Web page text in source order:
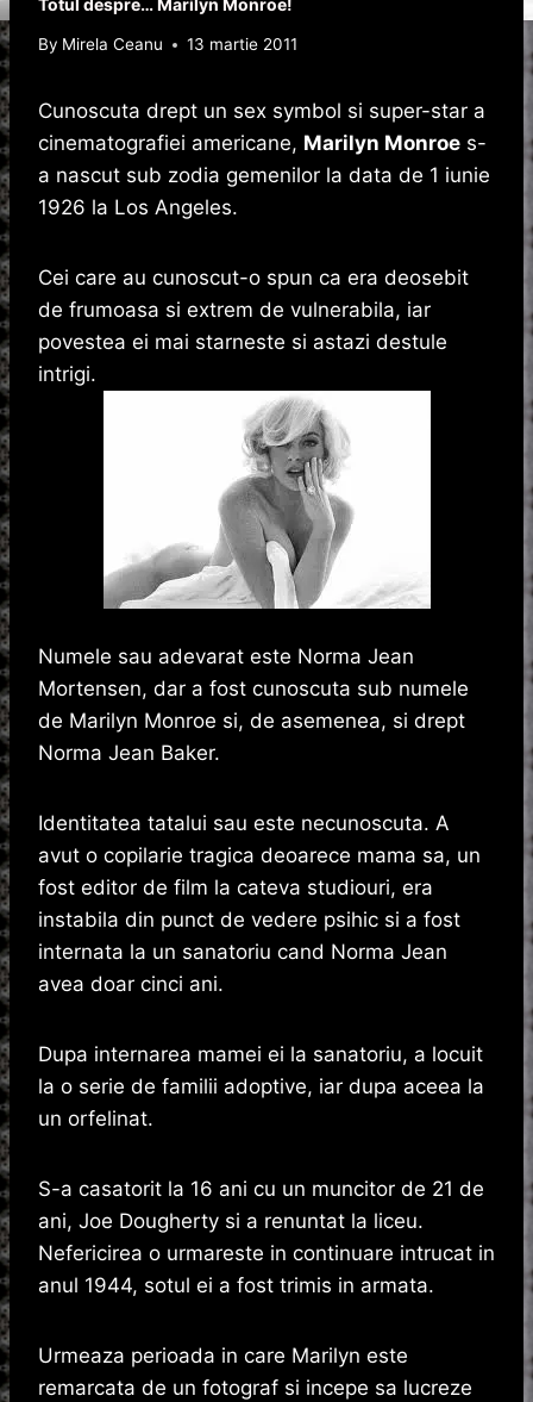
By Mirela Ceanu 13 martie 2011
Cunoscuta drept un sex symbol si super-star a
cinematografiei americane, Marilyn Monroe s-
a nascut sub zodia gemenilor la data de 1 iunie
1926 la Los Angeles.
Cei care au cunoscut-o spun ca era deosebit
de frumoasa si extrem de vulnerabila, iar
povestea ei mai starneste si astazi destule
intrigi.
Numele sau adevarat este Norma Jean
Mortensen, dar a fost cunoscuta sub numele
de Marilyn Monroe si, de asemenea, si drept
Norma Jean Baker.
Identitatea tatalui sau este necunoscuta. A
avut o copilarie tragica deoarece mama sa, un
fost editor de film la cateva studiouri, era
instabila din punct de vedere psihic si a fost
internata la un sanatoriu cand Norma Jean
avea doar cinci ani.
Dupa internarea mamei ei la sanatoriu, a locuit
la o serie de familii adoptive, iar dupa aceea la
un orfelinat.
S-a casatorit la 16 ani cu un muncitor de 21 de
ani, Joe Dougherty si a renuntat la liceu.
Nefericirea o urmareste in continuare intrucat in
anul 1944, sotul ei a fost trimis in armata.
Urmeaza perioada in care Marilyn este
remarcata de un fotograf si incepe sa lucreze